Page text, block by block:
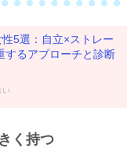
5選：自立×ストレー
するアプローチと診断
い
く持つ